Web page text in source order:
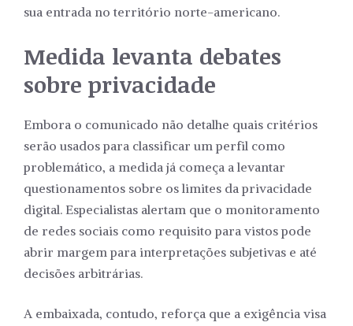
sua entrada no território norte-americano.
Medida levanta debates
sobre privacidade
Embora o comunicado não detalhe quais critérios
serão usados para classificar um perfil como
problemático, a medida já começa a levantar
questionamentos sobre os limites da privacidade
digital. Especialistas alertam que o monitoramento
de redes sociais como requisito para vistos pode
abrir margem para interpretações subjetivas e até
decisões arbitrárias.
A embaixada, contudo, reforça que a exigência visa